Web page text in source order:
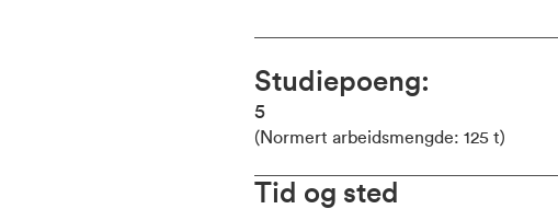
Studiepoeng
5
(Normert arbeidsmengde: 125 t)
Tid og sted